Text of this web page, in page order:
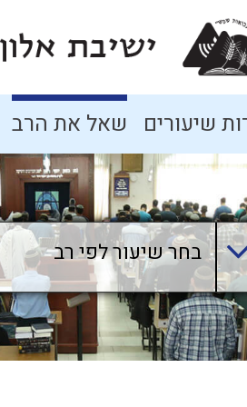
שיעורים שאל את הרב
בחר שיעור לפי רב